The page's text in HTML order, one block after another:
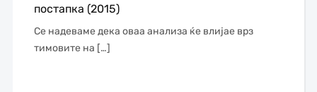
постапка (2015)
Се надеваме дека оваа анализа ќе влијае врз
тимовите на […]